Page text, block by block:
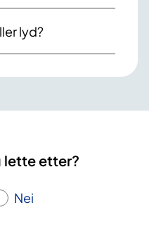
lyd?
lette etter?
Nei